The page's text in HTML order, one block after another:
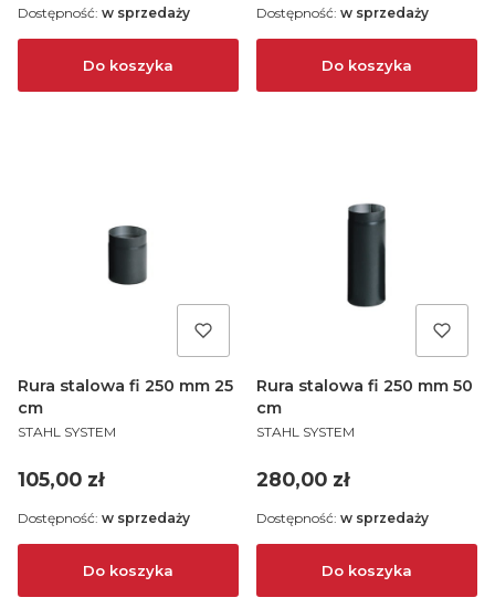
Do koszyka
Dostępność: w sprzedaży
Do koszyka
Dostępność: w sprzedaży
Rura stalowa fi 250 mm 25
cm
PRODUCENT
STAHL SYSTEM
Cena
105,00 zł
Do koszyka
Dostępność: w sprzedaży
Rura stalowa fi 250 mm 50
cm
PRODUCENT
STAHL SYSTEM
Cena
280,00 zł
Do koszyka
Dostępność: w sprzedaży